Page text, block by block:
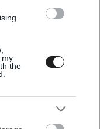
my
the